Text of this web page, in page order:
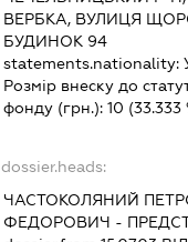
ВЕРБКА, ВУЛИЦЯ
БУДИНОК 94
statements.nationality:
Розмір внеску до
фонду (грн.):10 (33.333
dossier.heads:
ЧАСТОКОЛЯНИЙ
ФЕДОРОВИЧ -